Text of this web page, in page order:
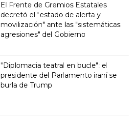
El Frente de Gremios Estatales
decretó el "estado de alerta y
movilización" ante las "sistemáticas
agresiones" del Gobierno
"Diplomacia teatral en bucle": el
presidente del Parlamento iraní se
burla de Trump